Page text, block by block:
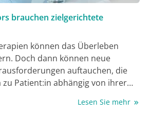
brauchen zielgerichtete
können das Überleben
Doch dann können neue
auftauchen, die
zu Patient:in abhängig von ihrer
anpassen.
Lesen Sie mehr